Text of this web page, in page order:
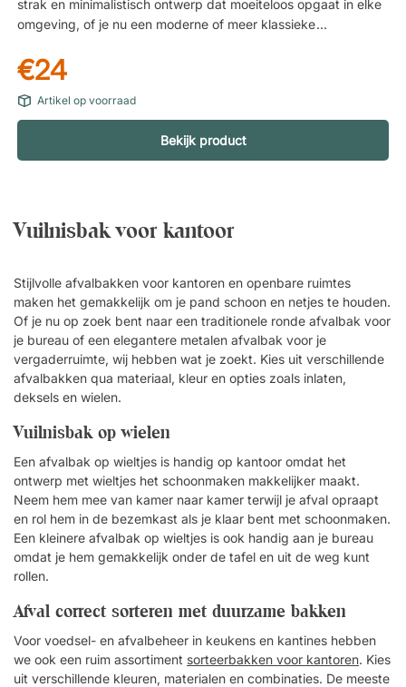
strak en minimalistisch ontwerp dat moeiteloos opgaat in elke
omgeving, of je nu een moderne of meer klassieke werkplek
wanneer je een rustige en harmonieuze sfeer wilt creëren.
Creëer een uniforme werkplek Wil je af van het gevoel van “bij
elkaar geraapte oplossingen” op kantoor? Deze prullenbak
maakt deel uit van de Bigso Box-serie en is eenvoudig te
combineren met andere producten in dezelfde stijl. Zo creëer
je een samenhangend geheel – van bureau-opbergers tot
prullenbak te plaatsen, zelfs in kleinere ruimtes zoals onder
prullenbak met een strak en minimalistisch design. Combineer
hem met andere Bigso Box producten voor een uniforme
uitstraling op uw werkplek. Stijlvol en minimalistisch ontwerp.
Mix en match met producten uit de rest van de serie.
€24
Artikel op voorraad
Bekijk product
Vuilnisbak voor kantoor
Stijlvolle afvalbakken voor kantoren en openbare ruimtes
maken het gemakkelijk om je pand schoon en netjes te houden.
Of je nu op zoek bent naar een traditionele ronde afvalbak voor
je bureau of een elegantere metalen afvalbak voor je
vergaderruimte, wij hebben wat je zoekt. Kies uit verschillende
afvalbakken qua materiaal, kleur en opties zoals inlaten,
deksels en wielen.
Vuilnisbak op wielen
Een afvalbak op wieltjes is handig op kantoor omdat het
ontwerp met wieltjes het schoonmaken makkelijker maakt.
Neem hem mee van kamer naar kamer terwijl je afval opraapt
en rol hem in de bezemkast als je klaar bent met schoonmaken.
Een kleinere afvalbak op wieltjes is ook handig aan je bureau
omdat je hem gemakkelijk onder de tafel en uit de weg kunt
rollen.
Afval correct sorteren met duurzame bakken
Voor voedsel- en afvalbeheer in keukens en kantines hebben
we ook een ruim assortiment sorteerbakken voor kantoren. Kies
uit verschillende kleuren, materialen en combinaties. De meeste